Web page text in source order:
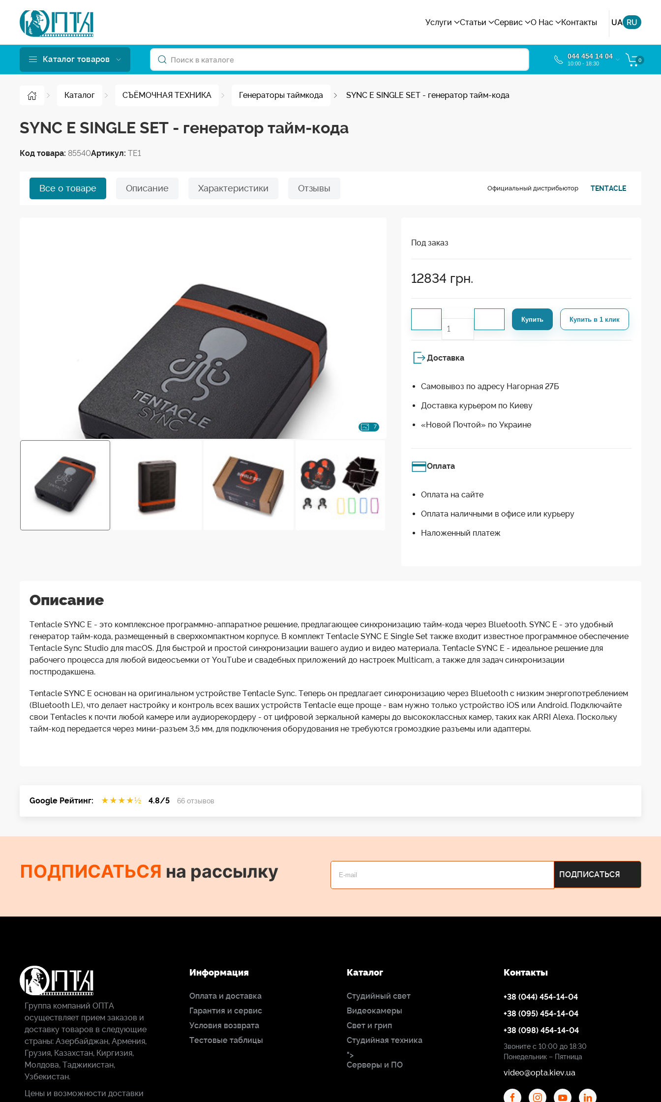
Услуги Статьи Сервис О Нас Контакты UA RU
Каталог товаров 044 454 14 04
10:00 - 18:30
0
Каталог СЪЁМОЧНАЯ ТЕХНИКА Генераторы таймкода SYNC E SINGLE SET - генератор тайм-кода
SYNC E SINGLE SET - генератор тайм-кода
Код товара: 85540Артикул: TE1
Все о товаре Описание Характеристики Отзывы Официальный дистрибьютор TENTACLE
7
Под заказ
12834 грн.
Купить Купить в 1 клик
Доставка
Самовывоз по адресу Нагорная 27Б
Доставка курьером по Киеву
«Новой Почтой» по Украине
Оплата
Оплата на сайте
Оплата наличными в офисе или курьеру
Наложенный платеж
Описание
Tentacle SYNC E - это комплексное программно-аппаратное решение, предлагающее синхронизацию тайм-кода через Bluetooth. SYNC E - это удобный
генератор тайм-кода, размещенный в сверхкомпактном корпусе. В комплект Tentacle SYNC E Single Set также входит известное программное обеспечение
Tentacle Sync Studio для macOS. Для быстрой и простой синхронизации вашего аудио и видео материала. Tentacle SYNC E - идеальное решение для
рабочего процесса для любой видеосъемки от YouTube и свадебных приложений до настроек Multicam, а также для задач синхронизации
постпродакшена.
Tentacle SYNC E основан на оригинальном устройстве Tentacle Sync. Теперь он предлагает синхронизацию через Bluetooth с низким энергопотреблением
(Bluetooth LE), что делает настройку и контроль всех ваших устройств Tentacle еще проще - вам нужно только устройство iOS или Android. Подключайте
свои Tentacles к почти любой камере или аудиорекордеру - от цифровой зеркальной камеры до высококлассных камер, таких как ARRI Alexa. Поскольку
тайм-код передается через мини-разъем 3,5 мм, для подключения оборудования не требуются громоздкие разъемы или адаптеры.
Google Рейтинг: ★ ★ ★ ★½ 4.8/5 66 отзывов
ПОДПИСАТЬСЯ на рассылку
Группа компаний ОПТА
осуществляет прием заказов и
доставку товаров в следующие
страны: Азербайджан, Армения,
Грузия, Казахстан, Киргизия,
Молдова, Таджикистан,
Узбекистан.
Цены и возможности доставки
Информация
Оплата и доставка
Гарантия и сервис
Условия возврата
Тестовые таблицы
Каталог
Студийный свет
Видеокамеры
Свет и грип
Студийная техника
">
Серверы и ПО
Контакты
+38 (044) 454-14-04
+38 (095) 454-14-04
+38 (098) 454-14-04
Звоните с 10:00 до 18:30
Понедельник – Пятница
video@opta.kiev.ua